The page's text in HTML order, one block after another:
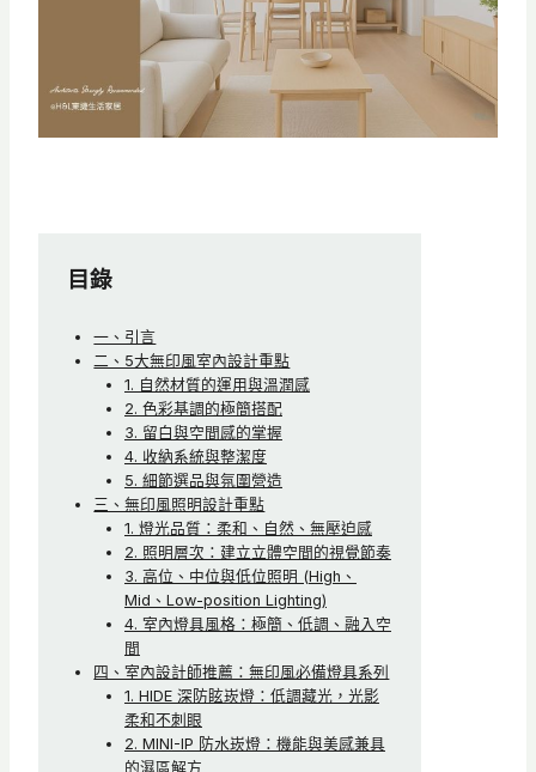
目錄
一、引言
二、5大無印風室內設計重點
1. 自然材質的運用與溫潤感
2. 色彩基調的極簡搭配
3. 留白與空間感的掌握
4. 收納系統與整潔度
5. 細節選品與氛圍營造
三、無印風照明設計重點
1. 燈光品質：柔和、自然、無壓迫感
2. 照明層次：建立立體空間的視覺節奏
3. 高位、中位與低位照明 (High、
Mid、Low-position Lighting)
4. 室內燈具風格：極簡、低調、融入空
間
四、室內設計師推薦：無印風必備燈具系列
1. HIDE 深防眩崁燈：低調藏光，光影
柔和不刺眼
2. MINI-IP 防水崁燈：機能與美感兼具
的濕區解方